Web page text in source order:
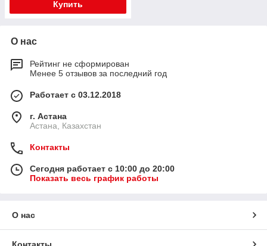
Купить
О нас
Рейтинг не сформирован
Менее 5 отзывов за последний год
Работает с 03.12.2018
г. Астана
Астана, Казахстан
Контакты
Сегодня работает с 10:00 до 20:00
Показать весь график работы
О нас